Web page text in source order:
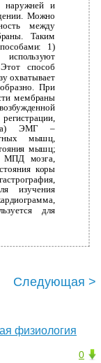
наружней и
Можно
между
Таким
1)
способ
охватывает
При
мембраны
а) ЭМГ –
мышц,
мышц;
МПД мозга,
коры
изучения
для
Следующая >
физиология
0